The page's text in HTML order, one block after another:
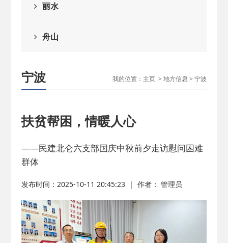
丽水
舟山
宁波 我的位置： 主页> 地方信息 > 宁波
扶贫帮困，情暖人心
——民建北仑六支部国庆中秋前夕走访慰问困难
群体
发布时间：2025-10-11 20:45:23 |作者： 管理员